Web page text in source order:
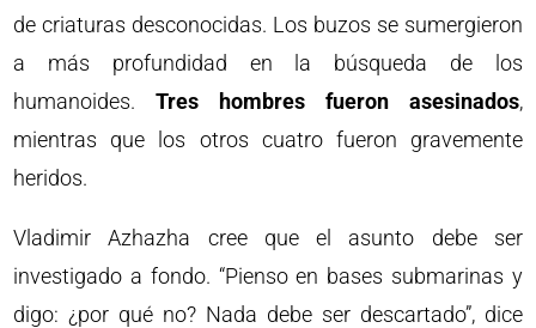
de criaturas desconocidas. Los buzos se sumergieron
a más profundidad en la búsqueda de los
humanoides.Tres hombres fueron asesinados,
mientras que los otros cuatro fueron gravemente
heridos.
Vladimir Azhazha cree que el asunto debe ser
investigado a fondo. “Pienso en bases submarinas y
digo: ¿por qué no? Nada debe ser descartado”, dice